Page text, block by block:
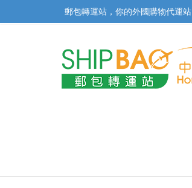
郵包轉運站，你的外國購物代運站